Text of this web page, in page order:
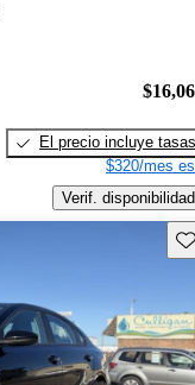
El precio incluye tasas
$320/mes
Verif. disponibilidad